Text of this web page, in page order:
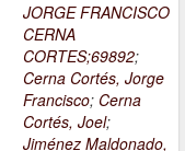
JORGE FRANCISCO
CERNA
CORTES;69892;
Cerna Cortés, Jorge
Francisco; Cerna
Cortés, Joel;
Jiménez Maldonado,